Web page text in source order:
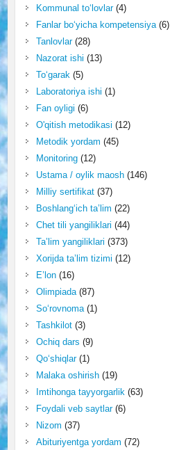
Kommunal to‘lovlar(4)
Fanlar bo‘yicha kompetensiya(6)
Tanlovlar(28)
Nazorat ishi (13)
To‘garak(5)
Laboratoriya ishi (1)
Fan oyligi (6)
O'qitish metodikasi (12)
Metodik yordam (45)
Monitoring(12)
Ustama / oylik maosh(146)
Milliy sertifikat(37)
Boshlang‘ich ta’lim (22)
Chet tili yangiliklari (44)
Ta’lim yangiliklari (373)
Xorijda ta’lim tizimi (12)
E’lon(16)
Olimpiada(87)
So‘rovnoma(1)
Tashkilot(3)
Ochiq dars (9)
Qo‘shiqlar(1)
Malaka oshirish(19)
Imtihonga tayyorgarlik(63)
Foydali veb saytlar(6)
Nizom (37)
Abituriyentga yordam (72)